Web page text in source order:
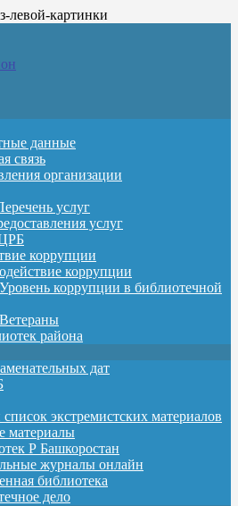
данные
связь
организации
услуг
услуг
коррупции
коррупции
коррупции в библиотечной
района
дат
экстремистских материалов
материалы
Р Башкоростан
журналы онлайн
библиотека
дело